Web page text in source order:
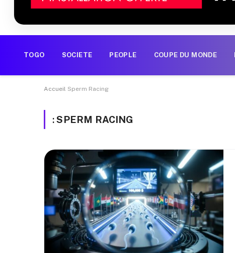
TOGO SOCIETE PEOPLE COUPE DU MONDE
Accueil Sperm Racing
:SPERM RACING